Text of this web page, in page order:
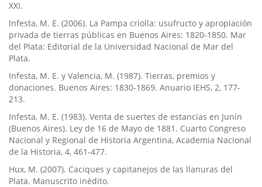
XXI.
Infesta, M. E. (2006). La Pampa criolla: usufructo y apropiación
privada de tierras públicas en Buenos Aires: 1820-1850. Mar
del Plata: Editorial de la Universidad Nacional de Mar del
Plata.
Infesta, M. E. y Valencia, M. (1987). Tierras, premios y
donaciones. Buenos Aires: 1830-1869. Anuario IEHS, 2, 177-
213.
Infesta, M. E. (1983). Venta de suertes de estancias en Juní­n
(Buenos Aires). Ley de 16 de Mayo de 1881. Cuarto Congreso
Nacional y Regional de Historia Argentina, Academia Nacional
de la Historia, 4, 461-477.
Hux, M. (2007). Caciques y capitanejos de las llanuras del
Plata. Manuscrito inédito.